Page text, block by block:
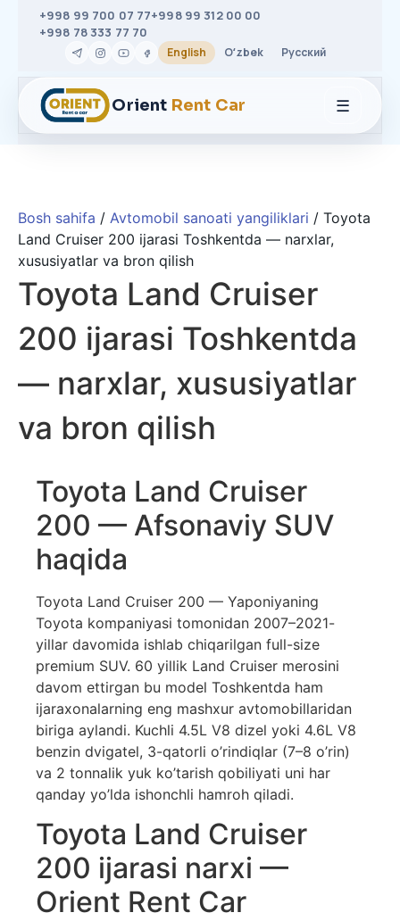
+998 99 700 07 77+998 99 312 00 00
+998 78 333 77 70
English Oʻzbek Русский
Orient Rent Car ☰
Bosh sahifa / Avtomobil sanoati yangiliklari / Toyota
Land Cruiser 200 ijarasi Toshkentda — narxlar,
xususiyatlar va bron qilish
Toyota Land Cruiser
200 ijarasi Toshkentda
— narxlar, xususiyatlar
va bron qilish
Toyota Land Cruiser
200 — Afsonaviy SUV
haqida
Toyota Land Cruiser 200 — Yaponiyaning
Toyota kompaniyasi tomonidan 2007–2021-
yillar davomida ishlab chiqarilgan full-size
premium SUV. 60 yillik Land Cruiser merosini
davom ettirgan bu model Toshkentda ham
ijaraxonalarning eng mashxur avtomobillaridan
biriga aylandi. Kuchli 4.5L V8 dizel yoki 4.6L V8
benzin dvigatel, 3-qatorli o’rindiqlar (7–8 o’rin)
va 2 tonnalik yuk ko’tarish qobiliyati uni har
qanday yo’lda ishonchli hamroh qiladi.
Toyota Land Cruiser
200 ijarasi narxi —
Orient Rent Car